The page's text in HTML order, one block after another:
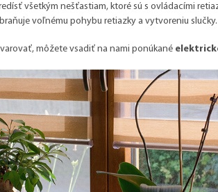
všetkým nešťastiam, ktoré sú s ovládacími
voľnému pohybu retiazky a vytvoreniu slučky.
môžete vsadiť na nami ponúkané